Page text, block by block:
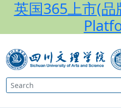
英国365上市(